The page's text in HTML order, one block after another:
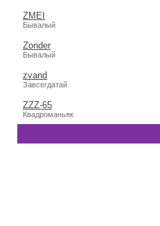
ZMEI
Бывалый
Zonder
Бывалый
zvand
Завсегдатай
ZZZ-65
Квадроманьяк